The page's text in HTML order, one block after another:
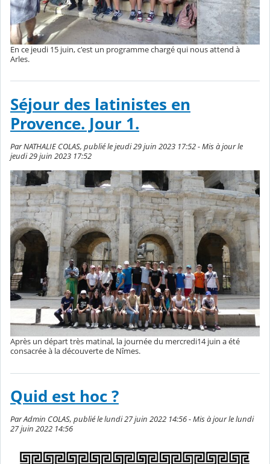
En ce jeudi 15 juin, c'est un programme chargé qui nous attend à
Arles.
Séjour des latinistes en
Provence. Jour 1.
Par NATHALIE COLAS, publié le jeudi 29 juin 2023 17:52 - Mis à jour le
jeudi 29 juin 2023 17:52
Après un départ très matinal, la journée du mercredi14 juin a été
consacrée à la découverte de Nîmes.
Quid est hoc ?
Par Admin COLAS, publié le lundi 27 juin 2022 14:56 - Mis à jour le lundi
27 juin 2022 14:56